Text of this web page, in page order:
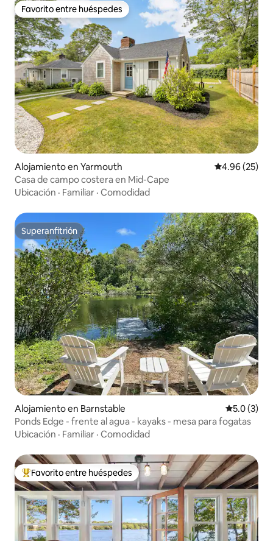
Favorito entre huéspedes
Favorito entre huéspedes
Alojamiento en Yarmouth Calificación
4.96 (25)
Casa de campo costera en Mid-Cape
Ubicación · Familiar · Comodidad
Superanfitrión
Superanfitrión
Alojamiento en Barnstable
5.0 (3)
Ponds Edge - frente al agua - kayaks - mesa para fogatas
Ubicación · Familiar · Comodidad
Favorito entre huéspedes preferido
Favorito entre huéspedes